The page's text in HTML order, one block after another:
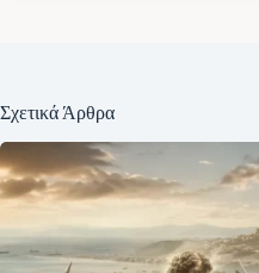
Σχετικά Άρθρα